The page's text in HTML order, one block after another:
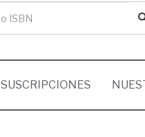
SUSCRIPCIONES